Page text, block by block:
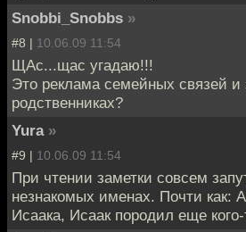
Snobbi_Snobbs »
#8 | 10.06.09 11:54
ЩАс...щас угадаю!!!
Это реклама семейных связей и
родственниках?
Yura »
#9 | 10.06.09 11:54
При чтении заметки совсем
незнакомых именах. Почти как:
Исаака, Исаак породил еще